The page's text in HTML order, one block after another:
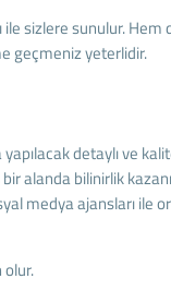
sizlere sunulur. Hem
geçmeniz yeterlidir.
detaylı ve
alanda bilinirlik
medya ajansları ile
olur.